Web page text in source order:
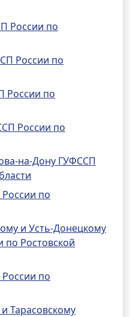
России по
России по
России по
России по
на-Дону ГУФССП
по
и Усть-Донецкому
Ростовской
по
Тарасовскому